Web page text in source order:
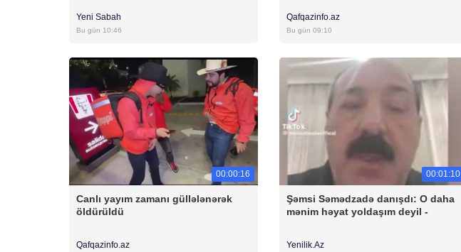
Yeni Sabah
Bu gün 10:46
Qafqazinfo.az
Bu gün 09:10
00:00:16
Canlı yayım zamanı güllələnərək
öldürüldü
Qafqazinfo.az
00:01:10
Şəmsi Səmədzadə danışdı: O daha
mənim həyat yoldaşım deyil -
Yenilik.Az